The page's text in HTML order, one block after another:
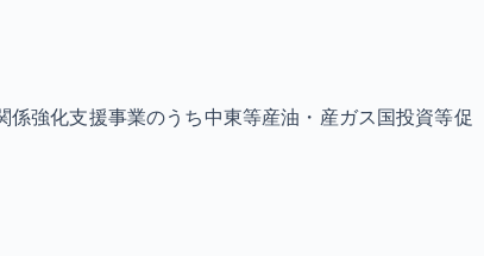
強化支援事業のうち中東等産油・産ガス国投資等促